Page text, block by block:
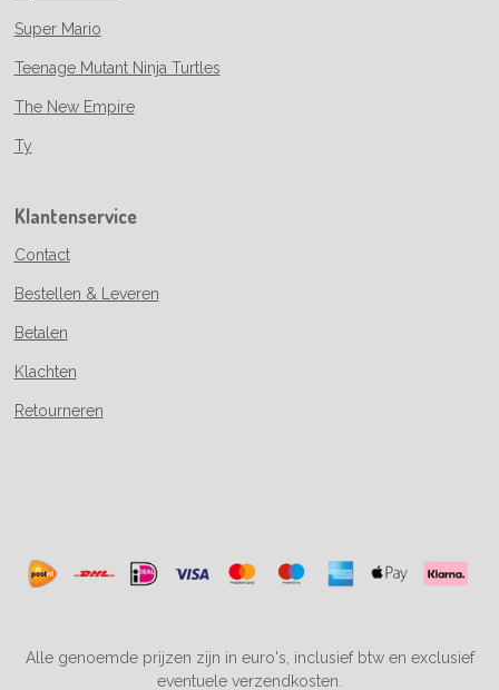
Super Mario
Teenage Mutant Ninja Turtles
The New Empire
Ty
Klantenservice
Contact
Bestellen & Leveren
Betalen
Klachten
Retourneren
Alle genoemde prijzen zijn in euro's, inclusief btw en exclusief
eventuele verzendkosten.